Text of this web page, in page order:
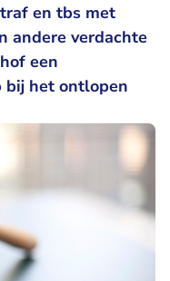
en tbs met
andere verdachte
een
bij het ontlopen